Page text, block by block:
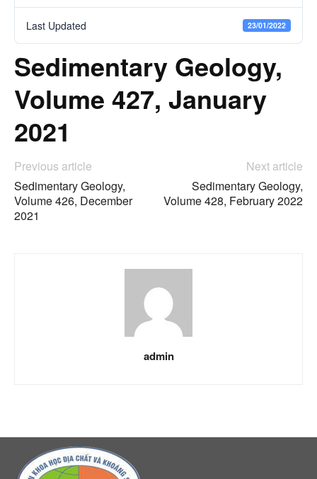
Last Updated 23/01/2022
Sedimentary Geology,
Volume 427, January
2021
Previous article
Sedimentary Geology,
Volume 426, December
2021
Next article
Sedimentary Geology,
Volume 428, February 2022
admin